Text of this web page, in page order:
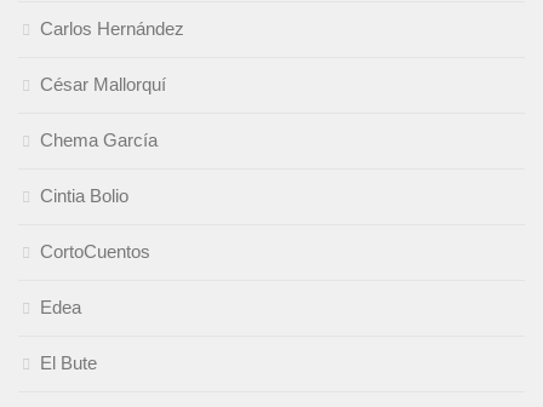
Carlos Hernández
César Mallorquí
Chema García
Cintia Bolio
CortoCuentos
Edea
El Bute